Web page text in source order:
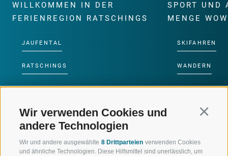
Wir verwenden Cookies und
andere Technologien
Wir und andere ausgewählte 8 Drittparteien verwenden Cookies
und ähnliche Technologien. Diese Hilfsmittel sind unerlässlich, um
WILLKOMMEN IN DER
FERIENREGION RATSCHINGS
JAUFENTAL
RATSCHINGS
RIDNAUNTAL
BERGBAHNEN
SKISCHULE RATSCHINGS
SPORT UND
MENGE
SKIFAHREN
WANDERN
HOCHALPINE